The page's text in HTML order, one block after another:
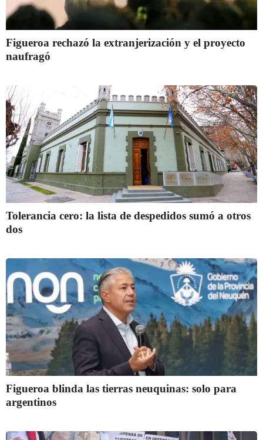
Figueroa rechazó la extranjerización y el proyecto
naufragó
Tolerancia cero: la lista de despedidos sumó a otros
dos
Figueroa blinda las tierras neuquinas: solo para
argentinos